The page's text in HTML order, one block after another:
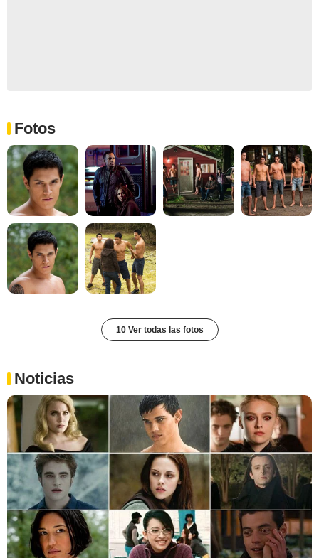
Fotos
10 Ver todas las fotos
Noticias